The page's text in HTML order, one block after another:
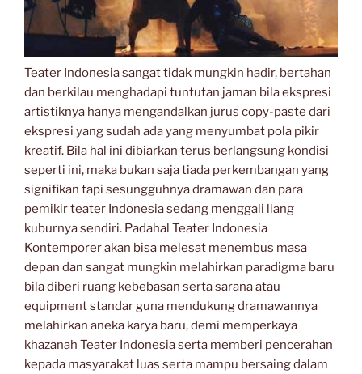
Teater Indonesia sangat tidak mungkin hadir, bertahan
dan berkilau menghadapi tuntutan jaman bila ekspresi
artistiknya hanya mengandalkan jurus copy-paste dari
ekspresi yang sudah ada yang menyumbat pola pikir
kreatif. Bila hal ini dibiarkan terus berlangsung kondisi
seperti ini, maka bukan saja tiada perkembangan yang
signifikan tapi sesungguhnya dramawan dan para
pemikir teater Indonesia sedang menggali liang
kuburnya sendiri. Padahal Teater Indonesia
Kontemporer akan bisa melesat menembus masa
depan dan sangat mungkin melahirkan paradigma baru
bila diberi ruang kebebasan serta sarana atau
equipment standar guna mendukung dramawannya
melahirkan aneka karya baru, demi memperkaya
khazanah Teater Indonesia serta memberi pencerahan
kepada masyarakat luas serta mampu bersaing dalam